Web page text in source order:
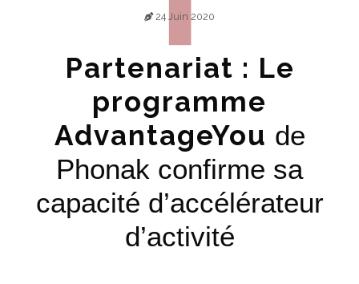
24 Juin 2020
Partenariat : Le
programme
AdvantageYou de
Phonak confirme sa
capacité d’accélérateur
d’activité